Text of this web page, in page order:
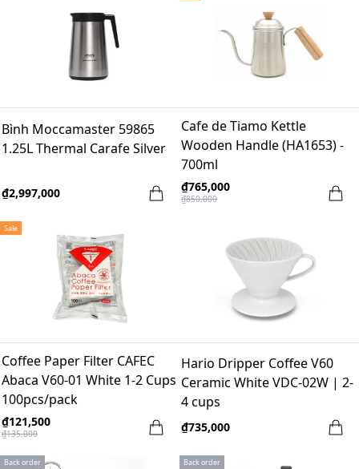
Bình Moccamaster 59865
1.25L Thermal Carafe Silver
₫2,997,000
Cafe de Tiamo Kettle
Wooden Handle (HA1653) -
700ml
₫765,000
₫850,000
Sale
Coffee Paper Filter CAFEC
Abaca V60-01 White 1-2 Cups
100pcs/pack
₫121,500
₫135,000
Hario Dripper Coffee V60
Ceramic White VDC-02W | 2-
4 cups
₫735,000
Back order Back order